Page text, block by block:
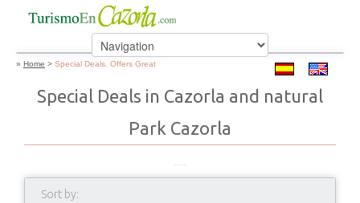
» Home > Special Deals. Offers Great
Special Deals in Cazorla and natural
Park Cazorla
Sort by: